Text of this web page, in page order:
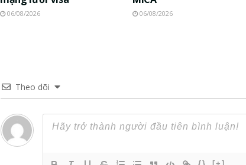
06/08/2026 06/08/2026
Theo dõi